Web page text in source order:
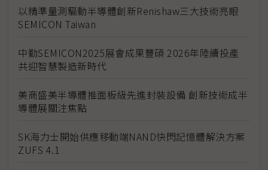
以精準量測驅動半導體創新Renishaw三大技術亮眼
SEMICON Taiwan
中勤SEMICON2025展會成果豐碩 2026年陸續投產
共迎智慧製造新時代
美商盛美半導體推面板級先進封裝設備 創新技術成半
導體展關注焦點
SK海力士開始供應移動端NAND快閃記憶體解決方案
ZUFS 4.1